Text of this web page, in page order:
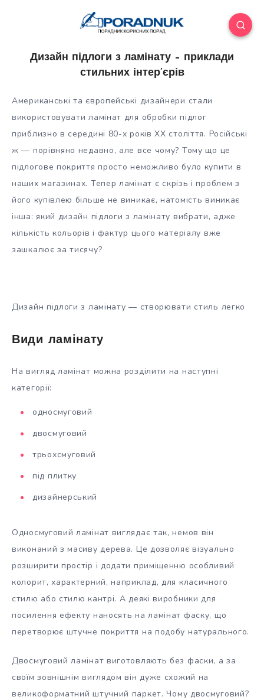
Дизайн підлоги з ламінату – приклади
стильних інтер’єрів
Американські та європейські дизайнери стали
використовувати ламінат для обробки підлог
приблизно в середині 80-х років XX століття. Російські
ж — порівняно недавно, але все чому? Тому що це
підлогове покриття просто неможливо було купити в
наших магазинах. Тепер ламінат є скрізь і проблем з
його купівлею більше не виникає, натомість виникає
інша: який дизайн підлоги з ламінату вибрати, адже
кількість кольорів і фактур цього матеріалу вже
зашкалює за тисячу?
Дизайн підлоги з ламінату — створювати стиль легко
Види ламінату
На вигляд ламінат можна розділити на наступні
категорії:
односмуговий
двосмуговий
трьохсмуговий
під плитку
дизайнерський
Односмуговий ламінат виглядає так, немов він
виконаний з масиву дерева. Це дозволяє візуально
розширити простір і додати приміщенню особливий
колорит, характерний, наприклад, для класичного
стилю або стилю кантрі. А деякі виробники для
посилення ефекту наносять на ламінат фаску, що
перетворює штучне покриття на подобу натурального.
Двосмуговий ламінат виготовляють без фаски, а за
своїм зовнішнім виглядом він дуже схожий на
великоформатний штучний паркет. Чому двосмуговий?